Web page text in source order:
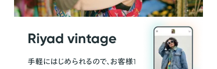
Riyad vintage
手軽にはじめられるので、お客様1